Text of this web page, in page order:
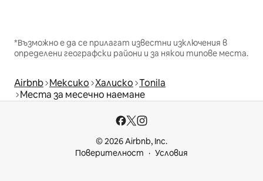
*Възможно е да се прилагат известни изключения в
определени географски райони и за някои типове места.
Airbnb Мексико Халиско Tonila
Места за месечно наемане
© 2026 Airbnb, Inc.
Поверителност
Условия